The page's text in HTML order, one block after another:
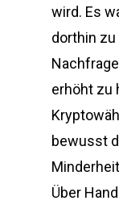
wird. Es
dorthin
erhöht zu
bewusst
Über